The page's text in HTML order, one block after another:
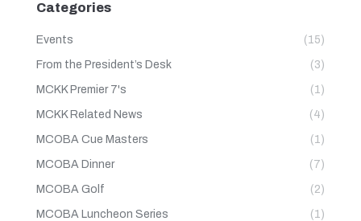
Categories
Events (15)
From the President’s Desk (3)
MCKK Premier 7's (1)
MCKK Related News (4)
MCOBA Cue Masters (1)
MCOBA Dinner (7)
MCOBA Golf (2)
MCOBA Luncheon Series (1)